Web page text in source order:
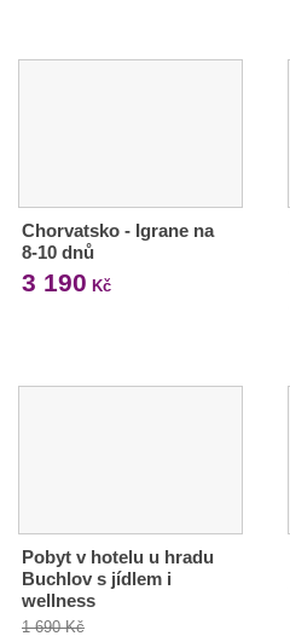
Chorvatsko - Igrane na
8-10 dnů
3 190 Kč
Pobyt v hotelu u hradu
Buchlov s jídlem i
wellness
1 690 Kč